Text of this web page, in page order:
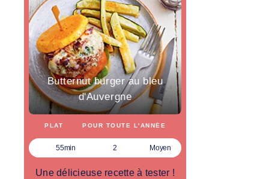
Butternut burger au bleu
d'Auvergne
PLAT POUR TOUTE L'ANNÉE
55min 2 Moyen
Une délicieuse recette à tester !